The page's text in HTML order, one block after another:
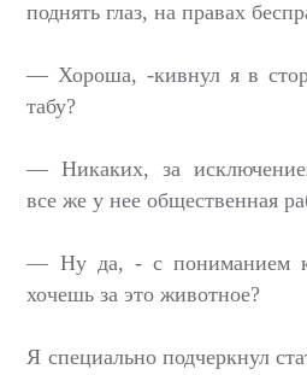
поднять глаз, на правах
— Хороша, -кивнул я в
табу?
— Никаких, за
все же у нее общественная
— Ну да, - с пониманием
хочешь за это животное?
Я специально подчеркнул